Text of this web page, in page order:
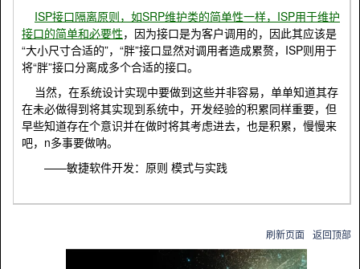
ISP接口隔离原则，如SRP维护类的简单性一样， ISP用于维护
接口的简单和必要性，因为接口是为客户调用的，因此其应该是
“大小尺寸合适的”，“胖”接口显然对调用者造成累赘， ISP则用于
将“胖”接口分离成多个合适的接口。
当然，在系统设计实现中要做到这些并非容易，单单知道其存
在未必做得到将其实现到系统中，开发经验的积累同样重要，但
早些知道存在个意识并在做时将其考虑进去，也是积累，慢慢来
吧， n多事要做呐。
——敏捷软件开发：原则 模式与实践
刷新页面 返回顶部